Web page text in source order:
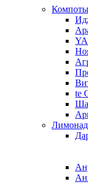
Компоты
te
Лимонад